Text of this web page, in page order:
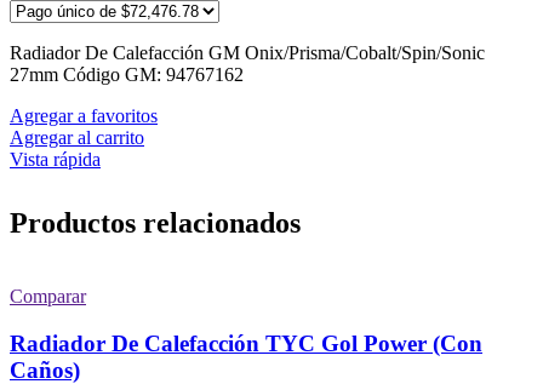
Radiador De Calefacción GM Onix/Prisma/Cobalt/Spin/Sonic
27mm Código GM: 94767162
Agregar a favoritos
Agregar al carrito
Vista rápida
Productos relacionados
Comparar
Radiador De Calefacción TYC Gol Power (Con
Caños)